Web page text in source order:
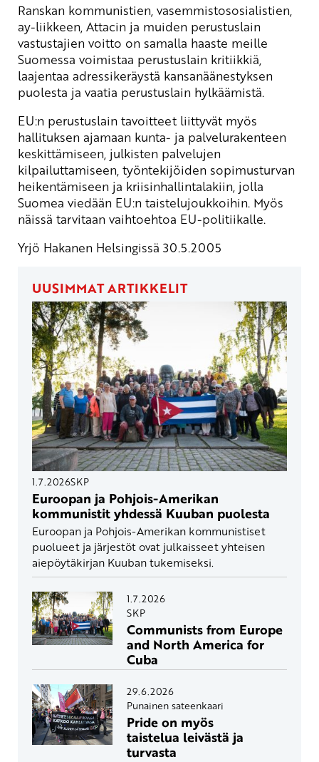
Ranskan kommunistien, vasemmistososialistien,
ay-liikkeen, Attacin ja muiden perustuslain
vastustajien voitto on samalla haaste meille
Suomessa voimistaa perustuslain kritiikkiä,
laajentaa adressikeräystä kansanäänestyksen
puolesta ja vaatia perustuslain hylkäämistä.
EU:n perustuslain tavoitteet liittyvät myös
hallituksen ajamaan kunta- ja palvelurakenteen
keskittämiseen, julkisten palvelujen
kilpailuttamiseen, työntekijöiden sopimusturvan
heikentämiseen ja kriisinhallintalakiin, jolla
Suomea viedään EU:n taistelujoukkoihin. Myös
näissä tarvitaan vaihtoehtoa EU-politiikalle.
Yrjö Hakanen Helsingissä 30.5.2005
UUSIMMAT ARTIKKELIT
1.7.2026SKP
Euroopan ja Pohjois-Amerikan
kommunistit yhdessä Kuuban puolesta
Euroopan ja Pohjois-Amerikan kommunistiset
puolueet ja järjestöt ovat julkaisseet yhteisen
aiepöytäkirjan Kuuban tukemiseksi.
1.7.2026
SKP
Communists from Europe
and North America for
Cuba
29.6.2026
Punainen sateenkaari
Pride on myös
taistelua leivästä ja
turvasta